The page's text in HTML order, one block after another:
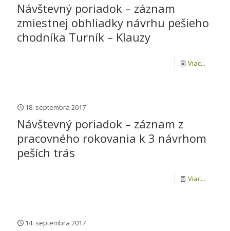
Návštevný poriadok – záznam
zmiestnej obhliadky návrhu pešieho
chodníka Turník – Klauzy
Viac...
18. septembra 2017
Návštevný poriadok – záznam z
pracovného rokovania k 3 návrhom
peších trás
Viac...
14. septembra 2017